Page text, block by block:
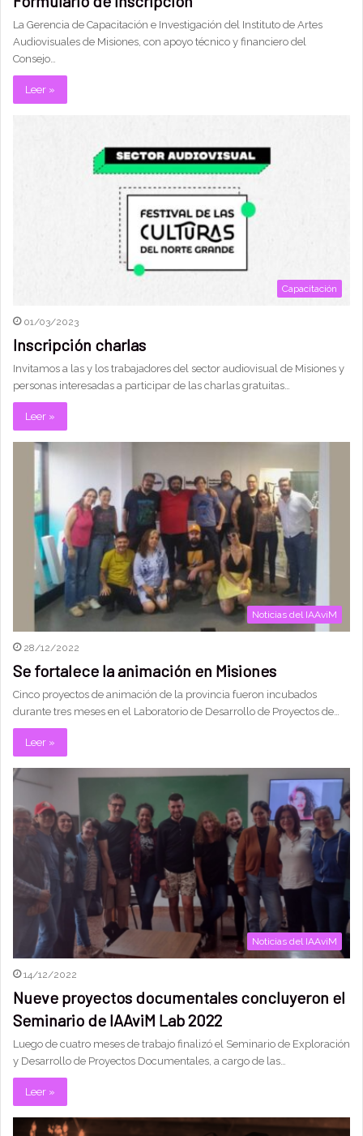
La Gerencia de Capacitación e Investigación del Instituto de Artes
Audiovisuales de Misiones, con apoyo técnico y financiero del
Consejo…
Leer »
Capacitación
01/03/2023
Inscripción charlas
Invitamos a las y los trabajadores del sector audiovisual de Misiones y
personas interesadas a participar de las charlas gratuitas…
Leer »
Noticias del IAAviM
28/12/2022
Se fortalece la animación en Misiones
Cinco proyectos de animación de la provincia fueron incubados
durante tres meses en el Laboratorio de Desarrollo de Proyectos de…
Leer »
Noticias del IAAviM
14/12/2022
Nueve proyectos documentales concluyeron el
Seminario de IAAviM Lab 2022
Luego de cuatro meses de trabajo finalizó el Seminario de Exploración
y Desarrollo de Proyectos Documentales, a cargo de las…
Leer »